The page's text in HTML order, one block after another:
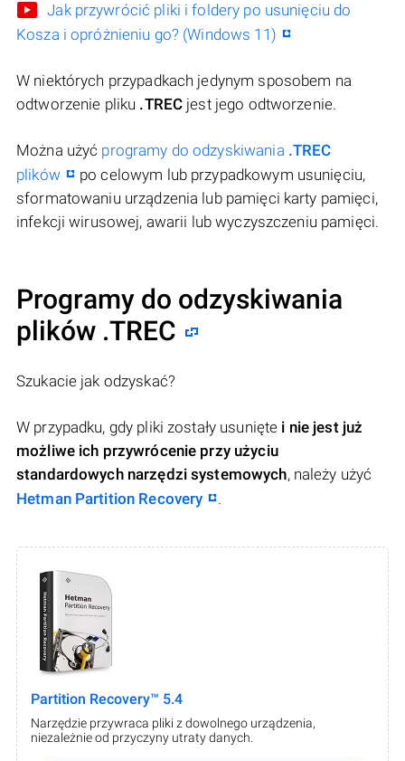
Jak przywrócić pliki i foldery po usunięciu do
Kosza i opróżnieniu go? (Windows 11)
W niektórych przypadkach jedynym sposobem na
odtworzenie pliku .TREC jest jego odtworzenie.
Można użyć programy do odzyskiwania .TREC
plików
po celowym lub przypadkowym usunięciu,
sformatowaniu urządzenia lub pamięci karty pamięci,
infekcji wirusowej, awarii lub wyczyszczeniu pamięci.
Programy do odzyskiwania
plików .TREC
Szukacie jak odzyskać?
W przypadku, gdy pliki zostały usunięte i nie jest już
możliwe ich przywrócenie przy użyciu
standardowych narzędzi systemowych, należy użyć
Hetman Partition Recovery
.
Partition Recovery™ 5.4
Narzędzie przywraca pliki z dowolnego urządzenia,
niezależnie od przyczyny utraty danych.